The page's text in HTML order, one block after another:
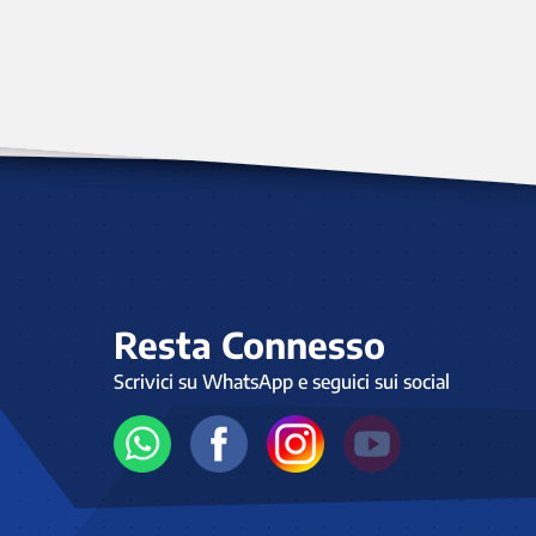
Resta Connesso
Scrivici su WhatsApp e seguici sui social